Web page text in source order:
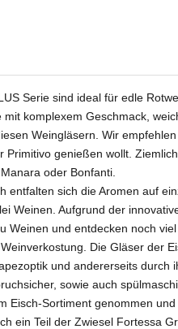
Serie sind ideal für edle
komplexem Geschmack,
Weingläsern. Wir
Primitivo genießen wollt.
Manara oder Bonfanti
entfalten sich die Aromen auf
Weinen. Aufgrund der
Weinen und entdecken noch
Die Gläser der
und andererseits durch
sowie auch
Eisch-Sortiment genommen
ein Teil der Zwiesel Fortessa